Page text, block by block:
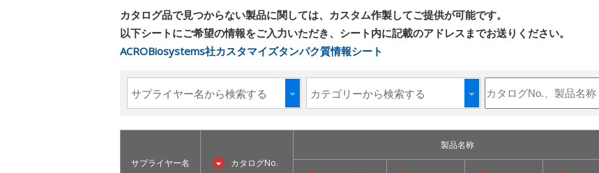
カタログ品で見つからない製品に関しては、カスタム作製してご提供が可能です。
以下シートにご希望の情報をご入力いただき、シート内に記載のアドレスまでお送りください。
ACROBiosystems社カスタマイズタンパク質情報シート
サプライヤー名から検索する カテゴリーから検索する
サプライヤー名 カタログNo.
製品名称